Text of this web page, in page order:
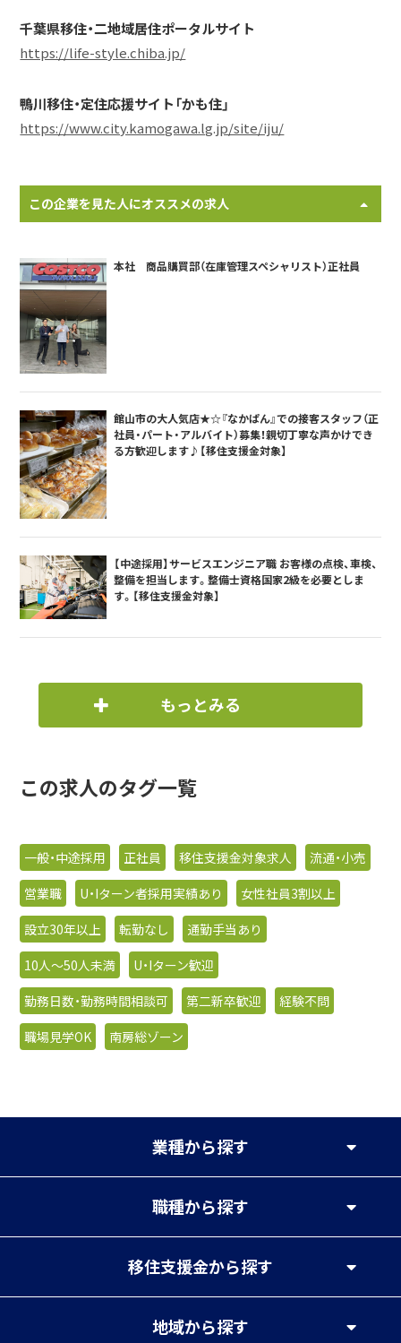
千葉県移住・二地域居住ポータルサイト
https://life-style.chiba.jp/
鴨川移住・定住応援サイト「かも住」
https://www.city.kamogawa.lg.jp/site/iju/
この企業を見た人にオススメの求人
本社 商品購買部（在庫管理スペシャリスト）正社員
館山市の大人気店★☆『なかぱん』での接客スタッフ（正
社員・パート・アルバイト）募集！親切丁寧な声かけでき
る方歓迎します♪【移住支援金対象】
【中途採用】サービスエンジニア職 お客様の点検、車検、
整備を担当します。整備士資格国家2級を必要としま
す。【移住支援金対象】
もっとみる
この求人のタグ一覧
一般・中途採用 正社員 移住支援金対象求人
流通・小売
営業職
U・Iターン者採用実績あり
女性社員3割以上
設立30年以上
転勤なし
通勤手当あり
10人〜50人未満
U・Iターン歓迎
勤務日数・勤務時間相談可
第二新卒歓迎
経験不問
職場見学OK
南房総ゾーン
業種から探す
職種から探す
移住支援金から探す
地域から探す